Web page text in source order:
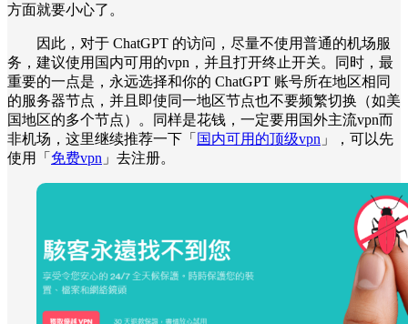
方面就要小心了。
因此，对于 ChatGPT 的访问，尽量不使用普通的机场服
务，建议使用国内可用的vpn，并且打开终止开关。同时，最
重要的一点是，永远选择和你的 ChatGPT 账号所在地区相同
的服务器节点，并且即使同一地区节点也不要频繁切换（如美
国地区的多个节点）。同样是花钱，一定要用国外主流vpn而
非机场，这里继续推荐一下「 国内可用的顶级vpn 」，可以先
使用「 免费vpn 」去注册。